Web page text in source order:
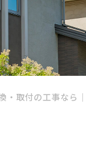
・取付の工事なら